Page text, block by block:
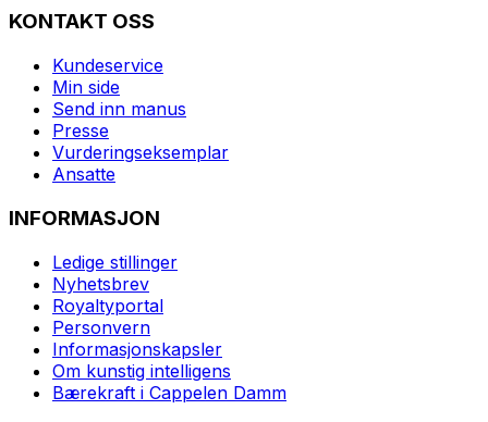
KONTAKT OSS
Kundeservice
Min side
Send inn manus
Presse
Vurderingseksemplar
Ansatte
INFORMASJON
Ledige stillinger
Nyhetsbrev
Royaltyportal
Personvern
Informasjonskapsler
Om kunstig intelligens
Bærekraft i Cappelen Damm